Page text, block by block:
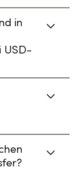
in
USD-